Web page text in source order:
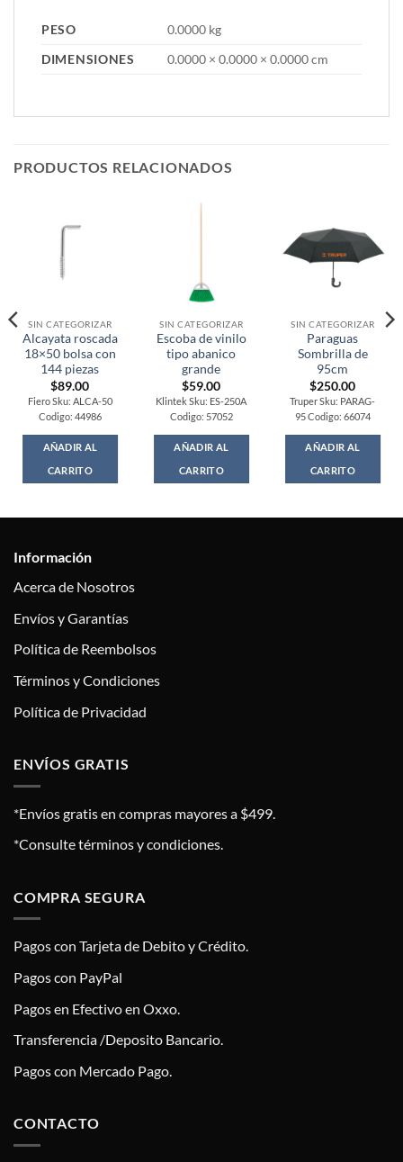
PESO
0.0000 kg
DIMENSIONES
0.0000 × 0.0000 × 0.0000 cm
PRODUCTOS RELACIONADOS
SIN CATEGORIZAR
Alcayata roscada
18×50 bolsa con
144 piezas
$89.00
Fiero Sku: ALCA-50
Codigo: 44986
AÑADIR AL
CARRITO
SIN CATEGORIZAR
Escoba de vinilo
tipo abanico
grande
$59.00
Klintek Sku: ES-250A
Codigo: 57052
AÑADIR AL
CARRITO
SIN CATEGORIZAR
Paraguas
Sombrilla de
95cm
$250.00
Truper Sku: PARAG-
95 Codigo: 66074
AÑADIR AL
CARRITO
Información
Acerca de Nosotros
Envíos y Garantías
Política de Reembolsos
Términos y Condiciones
Política de Privacidad
ENVÍOS GRATIS
*Envíos gratis en compras mayores a $499.
*Consulte términos y condiciones.
COMPRA SEGURA
Pagos con Tarjeta de Debito y Crédito.
Pagos con PayPal
Pagos en Efectivo en Oxxo.
Transferencia /Deposito Bancario.
Pagos con Mercado Pago.
CONTACTO